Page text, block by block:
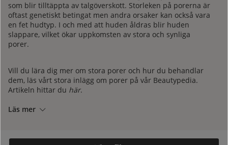
som blir tilltäppta av talgöverskott. Storleken på porerna är
oftast genetiskt betingat men andra orsaker kan också vara
en fet hudtyp. I och med att huden åldras blir huden
slappare, vilket ökar uppkomsten av stora och synliga
porer.
Vill du lära dig mer om stora porer och hur du behandlar
dem, läs vårt stora inlägg om porer på vår Beautypedia.
Artikeln hittar du här.
Läs mer